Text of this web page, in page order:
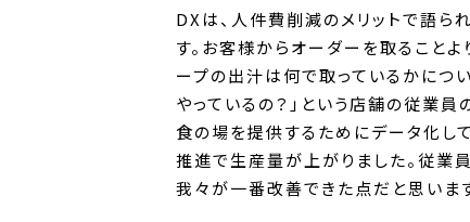
DXは、人件費削減のメリットで語ら
す。お客様からオーダーを取ること
ープの出汁は何で取っているかにつ
やっているの？」という店舗の従業
食の場を提供するためにデータ化して
推進で生産量が上がりました。従業
我々が一番改善できた点だと思います